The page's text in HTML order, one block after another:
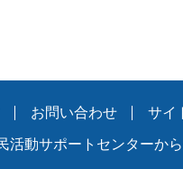
お問い合わせ サイ
活動サポートセンターか